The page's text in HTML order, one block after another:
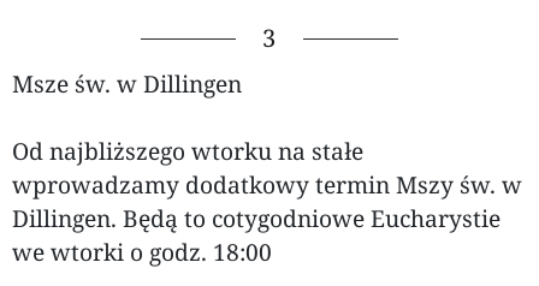
3
Msze św. w Dillingen
Od najbliższego wtorku na stałe
wprowadzamy dodatkowy termin Mszy św. w
Dillingen. Będą to cotygodniowe Eucharystie
we wtorki o godz. 18:00